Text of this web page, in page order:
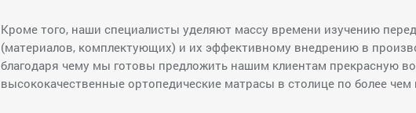
Кроме того, наши специалисты уделяют массу времени изучению
(материалов, комплектующих) и их эффективному внедрению в
благодаря чему мы готовы предложить нашим клиентам прекрасную
высококачественные ортопедические матрасы в столице по более